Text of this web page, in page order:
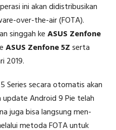
ini akan didistribusikan
over-the-air (FOTA).
singgah keASUS Zenfone
ASUS Zenfone 5Zserta
2019.
Series secara otomatis akan
Android 9 Pie telah
juga bisa langsung men-
metoda FOTA untuk